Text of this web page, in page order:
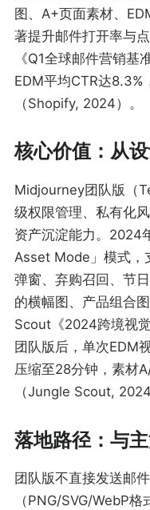
图、A+页面素材、
著提升邮件打开率与
《Q1全球邮件营销基
EDM平均CTR达
（Shopify, 2024）。
核心价值：从
Midjourney团队版（
级权限管理、私有化
资产沉淀能力。2024
Asset Mode」模式，
弹窗、弃购召回、节
的横幅图、产品组合
Scout《2024跨境视
团队版后，单次EDM
压缩至28分钟，素材
（Jungle Scout, 2024
落地路径：与
团队版不直接发送邮
（PNG/SVG/WebP